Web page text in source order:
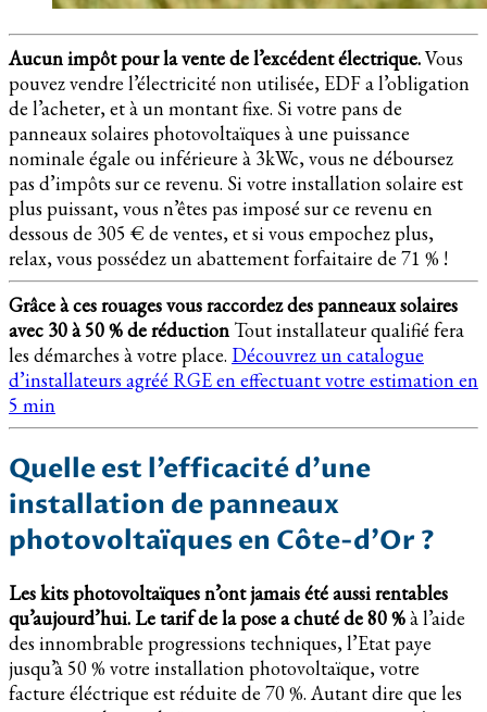
Aucun impôt pour la vente de l’excédent électrique.Vous
pouvez vendre l’électricité non utilisée, EDF a l’obligation
de l’acheter, et à un montant fixe. Si votre pans de
panneaux solaires photovoltaïques à une puissance
nominale égale ou inférieure à 3kWc, vous ne déboursez
pas d’impôts sur ce revenu. Si votre installation solaire est
plus puissant, vous n’êtes pas imposé sur ce revenu en
dessous de 305 € de ventes, et si vous empochez plus,
relax, vous possédez un abattement forfaitaire de 71 % !
Grâce à ces rouages vous raccordez des panneaux solaires
avec 30 à 50 % de réduction Tout installateur qualifié fera
les démarches à votre place. Découvrez un catalogue
d’installateurs agréé RGE en effectuant votre estimation en
5 min
Quelle est l’efficacité d’une
installation de panneaux
photovoltaïques en Côte-d’Or ?
Les kits photovoltaïques n’ont jamais été aussi rentables
qu’aujourd’hui.Le tarif de la pose a chuté de 80 %à l’aide
des innombrable progressions techniques, l’Etat paye
jusqu’à 50 % votre installation photovoltaïque, votre
facture éléctrique est réduite de 70 %. Autant dire que les